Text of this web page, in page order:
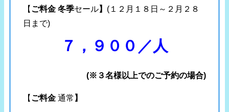
【 ご料金 冬季セール】 (１２月１８日～２月２８
日まで)
７，９００／人
(※３名様以上でのご予約の場合)
【 ご料金 通常 】